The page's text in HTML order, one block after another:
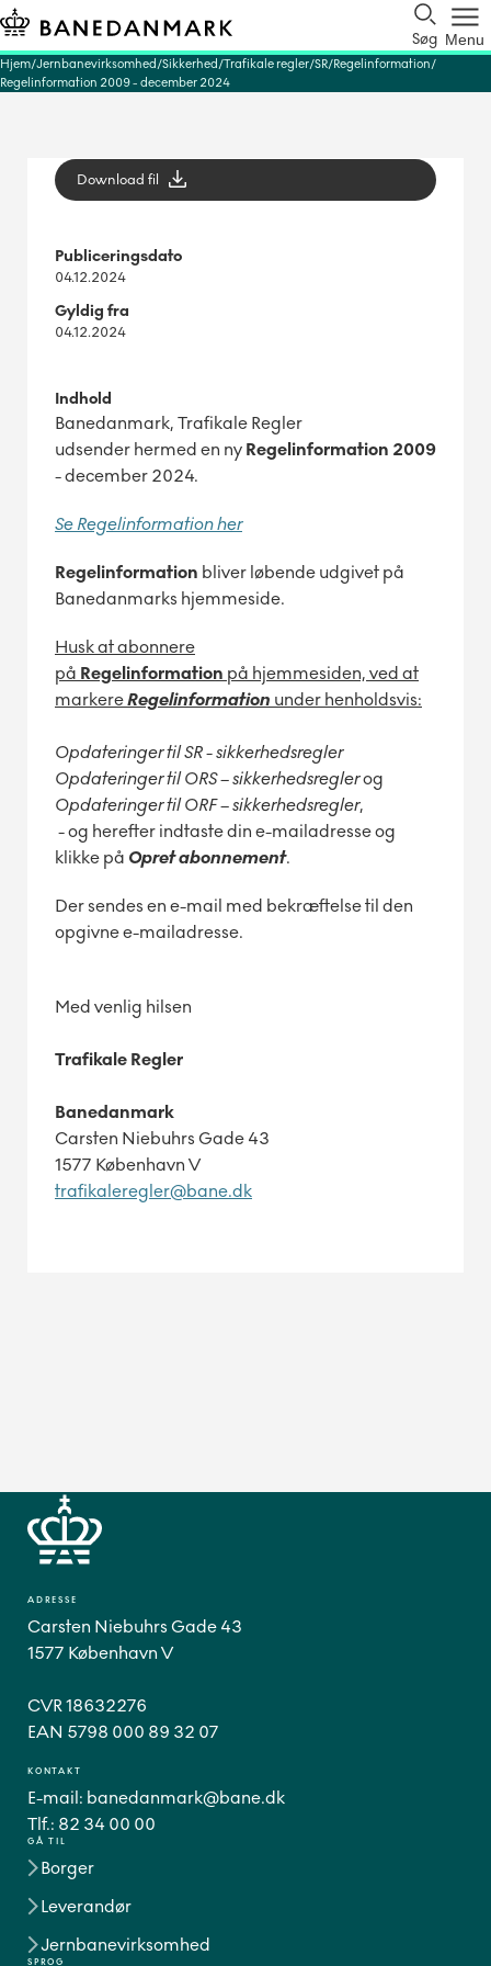
Søg Menu
Hjem Jernbanevirksomhed Sikkerhed Trafikale regler SR Regelinformation
Regelinformation 2009 - december 2024
Download fil
Publiceringsdato
04.12.2024
Gyldig fra
04.12.2024
Indhold
Banedanmark, Trafikale Regler
udsender hermed en ny Regelinformation 2009
- december 2024.
Se Regelinformation her
Regelinformation bliver løbende udgivet på
Banedanmarks hjemmeside.
Husk at abonnere
på Regelinformation på hjemmesiden, ved at
markereRegelinformation under henholdsvis:
Opdateringer til SR - sikkerhedsregler
Opdateringer til ORS – sikkerhedsreglerog
Opdateringer til ORF – sikkerhedsregler,
- og herefter indtaste din e-mailadresse og
klikke på Opret abonnement.
Der sendes en e-mail med bekræftelse til den
opgivne e-mailadresse.
Med venlig hilsen
Trafikale Regler
Banedanmark
Carsten Niebuhrs Gade 43
1577 København V
trafikaleregler@bane.dk
GÅ TIL
Borger
Leverandør
Jernbanevirksomhed
SPROG
ADRESSE
Carsten Niebuhrs Gade 43
1577 København V
CVR 18632276
EAN 5798 000 89 32 07
KONTAKT
E-mail: banedanmark@bane.dk
Tlf.: 82 34 00 00